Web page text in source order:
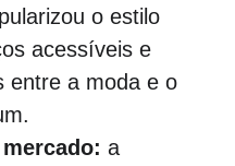
o estilo
acessíveis e
entre a moda e o
a